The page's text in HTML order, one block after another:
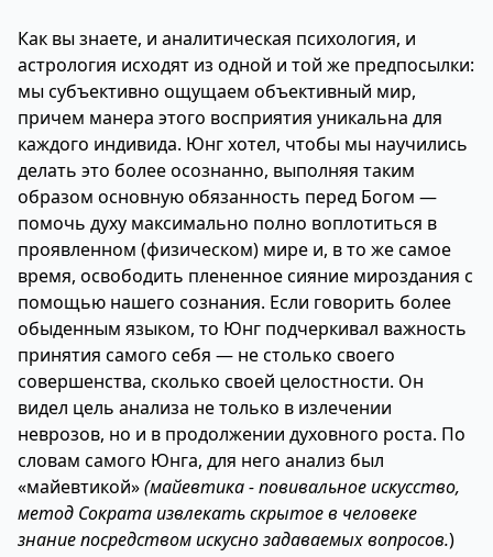
Как вы знаете, и аналитическая психология, и
астрология исходят из одной и той же предпосылки:
мы субъективно ощущаем объективный мир,
причем манера этого восприятия уникальна для
каждого индивида. Юнг хотел, чтобы мы научились
делать это более осознанно, выполняя таким
образом основную обязанность перед Богом —
помочь духу максимально полно воплотиться в
проявленном (физическом) мире и, в то же самое
время, освободить плененное сияние мироздания с
помощью нашего сознания. Если говорить более
обыденным языком, то Юнг подчеркивал важность
принятия самого себя — не столько своего
совершенства, сколько своей целостности. Он
видел цель анализа не только в излечении
неврозов, но и в продолжении духовного роста. По
словам самого Юнга, для него анализ был
«майевтикой»(майевтика - повивальное искусство,
метод Сократа извлекать скрытое в человеке
знание посредством искусно задаваемых вопросов.)